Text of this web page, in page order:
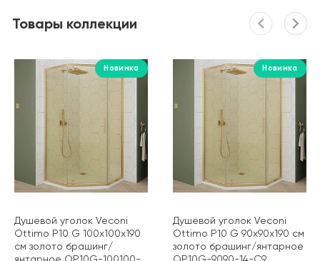
Товары коллекции
Новинка
Душевой уголок Veconi
Ottimo P10 G 100х100х190
см золото брашинг/
Новинка
Душевой уголок Veconi
Ottimo P10 G 90х90х190 см
золото брашинг/янтарное